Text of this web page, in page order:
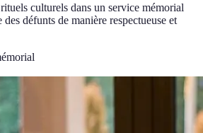
culturels dans un service mémorial
défunts de manière respectueuse et